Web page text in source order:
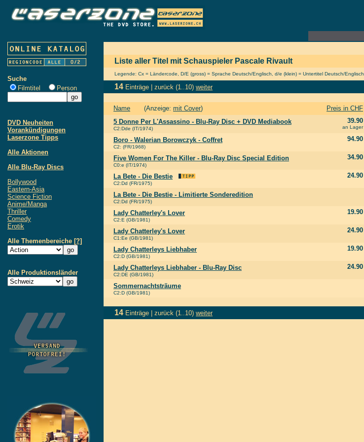
Suche
Filmtitel
Person
DVD Neuheiten
Vorankündigungen
Laserzone Tipps
Alle Aktionen
Alle Blu-Ray Discs
Bollywood
Eastern-Asia
Science Fiction
Anime/Manga
Thriller
Comedy
Erotik
Alle Themenbereiche [?]
Alle Produktionsländer
Liste aller Titel mit Schauspieler Pascale Rivault
Legende: Cx = Ländercode, D/E (gross) = Sprache Deutsch/Englisch, d/e (klein) = Untertitel Deutsch/Englisch
14 Einträge | zurück (1..10) weiter
Name (Anzeige: mit Cover) Preis in CHF
5 Donne Per L'Assassino - Blu-Ray Disc + DVD Mediabook
C2:Dde (IT/1974)
39.90
an Lager
Boro - Walerian Borowczyk - Coffret
C2: (FR/1968)
94.90
Five Women For The Killer - Blu-Ray Disc Special Edition
C0:e (IT/1974)
34.90
La Bete - Die Bestie
C2:Dd (FR/1975)
24.90
La Bete - Die Bestie - Limitierte Sonderedition
C2:Dd (FR/1975)
Lady Chatterley's Lover
C2:E (GB/1981)
19.90
Lady Chatterley's Lover
C1:Ee (GB/1981)
24.90
Lady Chatterleys Liebhaber
C2:D (GB/1981)
19.90
Lady Chatterleys Liebhaber - Blu-Ray Disc
C2:DE (GB/1981)
24.90
Sommernachtsträume
C2:D (GB/1981)
14 Einträge | zurück (1..10) weiter